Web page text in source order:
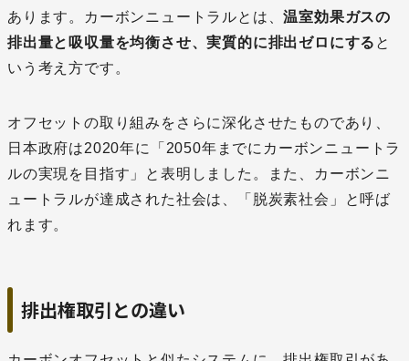
あります。カーボンニュートラルとは、温室効果ガスの
排出量と吸収量を均衡させ、実質的に排出ゼロにする と
いう考え方です。
オフセットの取り組みをさらに深化させたものであり、
日本政府は2020年に「2050年までにカーボンニュートラ
ルの実現を目指す」と表明しました。また、カーボンニ
ュートラルが達成された社会は、「脱炭素社会」と呼ば
れます。
排出権取引との違い